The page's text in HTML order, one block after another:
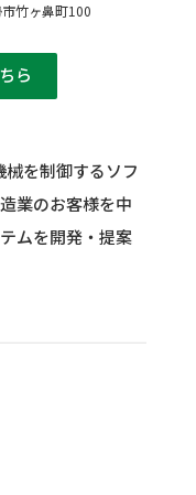
竹ヶ鼻町100
ら
を制御するソフ
業のお客様を中
ムを開発・提案